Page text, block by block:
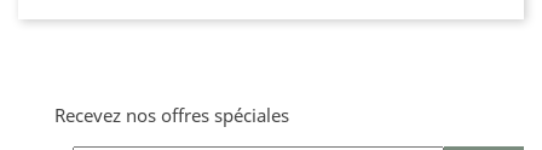
Recevez nos offres spéciales